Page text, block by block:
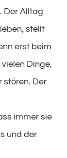
Der Alltag
stellt
erst beim
Dinge,
stören. Der
immer sie
und der